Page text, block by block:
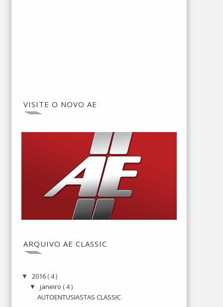
VISITE O NOVO AE
ARQUIVO AE CLASSIC
▼ 2016 ( 4 )
▼ janeiro ( 4 )
AUTOENTUSIASTAS CLASSIC